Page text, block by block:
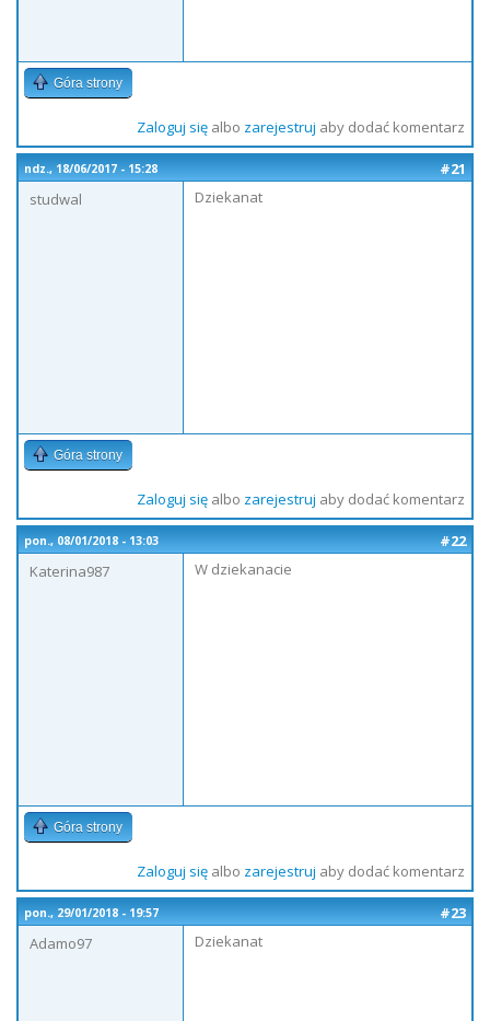
Góra strony
Zaloguj sięalbo zarejestruj aby dodać komentarz
ndz., 18/06/2017 - 15:28
#21
studwal
Dziekanat
Góra strony
Zaloguj sięalbo zarejestruj aby dodać komentarz
pon., 08/01/2018 - 13:03
#22
Katerina987
W dziekanacie
Góra strony
Zaloguj sięalbo zarejestruj aby dodać komentarz
pon., 29/01/2018 - 19:57
#23
Adamo97
Dziekanat